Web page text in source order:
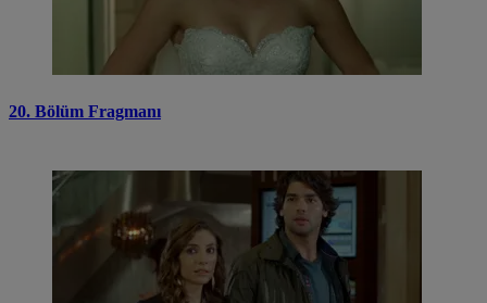
20. Bölüm Fragmanı